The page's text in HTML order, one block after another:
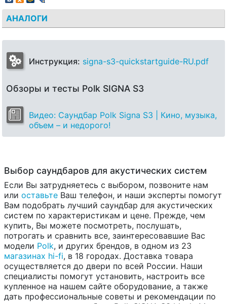
АНАЛОГИ
Инструкция: signa-s3-quickstartguide-RU.pdf
Обзоры и тесты Polk SIGNA S3
Видео: Саундбар Polk Signa S3 | Кино, музыка,
объем – и недорого!
Выбор саундбаров для акустических систем
Если Вы затрудняетесь с выбором, позвоните нам
или оставьте Ваш телефон, и наши эксперты помогут
Вам подобрать лучший саундбар для акустических
систем по характеристикам и цене. Прежде, чем
купить, Вы можете посмотреть, послушать,
потрогать и сравнить все, заинтересовавшие Вас
модели Polk, и других брендов, в одном из 23
магазинах hi-fi, в 18 городах. Доставка товара
осуществляется до двери по всей России. Наши
специалисты помогут установить, настроить все
купленное на нашем сайте оборудование, а также
дать профессиональные советы и рекомендации по